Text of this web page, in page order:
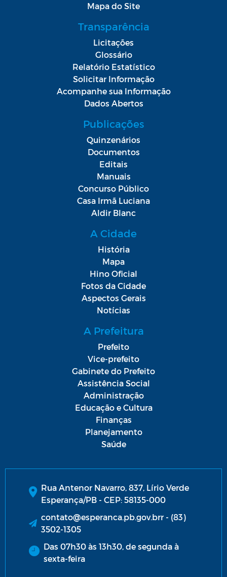
Mapa do Site
Transparência
Licitações
Glossário
Relatório Estatístico
Solicitar Informação
Acompanhe sua Informação
Dados Abertos
Publicações
Quinzenários
Documentos
Editais
Manuais
Concurso Público
Casa Irmã Luciana
Aldir Blanc
A Cidade
História
Mapa
Hino Oficial
Fotos da Cidade
Aspectos Gerais
Notícias
A Prefeitura
Prefeito
Vice-prefeito
Gabinete do Prefeito
Assistência Social
Administração
Educação e Cultura
Finanças
Planejamento
Saúde
Rua Antenor Navarro, 837, Lírio Verde
Esperança/PB - CEP: 58135-000
contato@esperanca.pb.gov.brr - (83)
3502-1305
Das 07h30 às 13h30, de segunda à
sexta-feira